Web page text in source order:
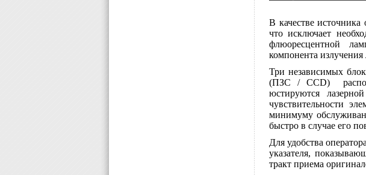
В качестве источника
что исключает
флюоресцентной
компонента
Три независимых
(ПЗС /CCD)
юстируются
чувствительности
минимуму
быстро в случае его
Для удобства
указателя,
тракт приема